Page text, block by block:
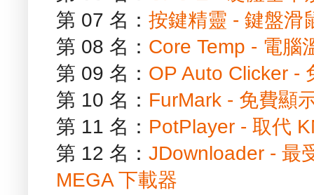
第 07 名： 按鍵精靈 - 鍵盤滑
第 08 名： Core Temp - 電腦
第 09 名： OP Auto Clicker -
第 10 名： FurMark - 免費顯
第 11 名： PotPlayer - 取代
第 12 名： JDownloader - 最
MEGA 下載器